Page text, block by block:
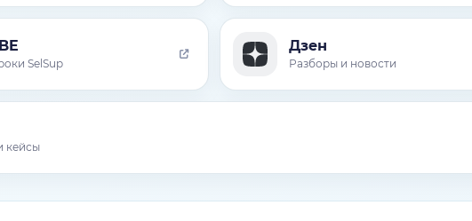
SelSup
Дзен
Разборы и новости
кейсы